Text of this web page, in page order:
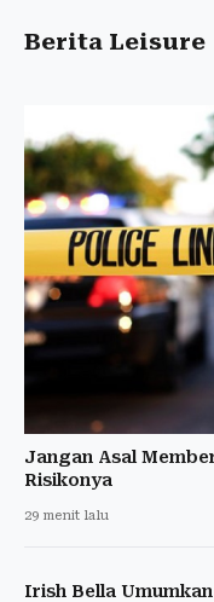
Berita Leisure
Jangan Asal
Risikonya
29 menit lalu
Irish Bella